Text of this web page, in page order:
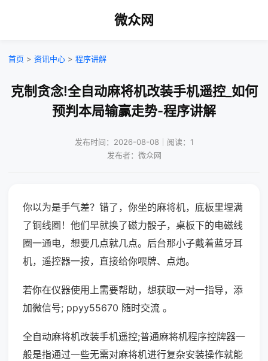
微众网
首页 > 资讯中心 > 程序讲解
克制贪念!全自动麻将机改装手机遥控_如何
预判本局输赢走势-程序讲解
发布时间：2026-08-08｜阅读：1
发布者：微众网
你以为是手气差？错了，你坐的麻将机，底板里埋满
了铜线圈！他们早就换了磁力骰子，桌板下的电磁线
圈一通电，想要几点就几点。后台那小子戴着蓝牙耳
机，遥控器一按，直接给你喂牌、点炮。
若你在仪器使用上需要帮助，想获取一对一指导，添
加微信号; ppyy55670 随时交流 。
全自动麻将机改装手机遥控;普通麻将机程序控牌器一
般是指通过一些无需对麻将机进行复杂安装操作就能